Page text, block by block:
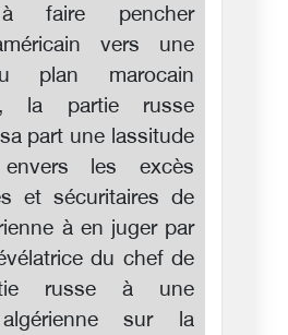
faire pencher
vers une
plan marocain
la partie russe
part une lassitude
envers les excès
et sécuritaires de
à en juger par
du chef de
russe à une
sur la